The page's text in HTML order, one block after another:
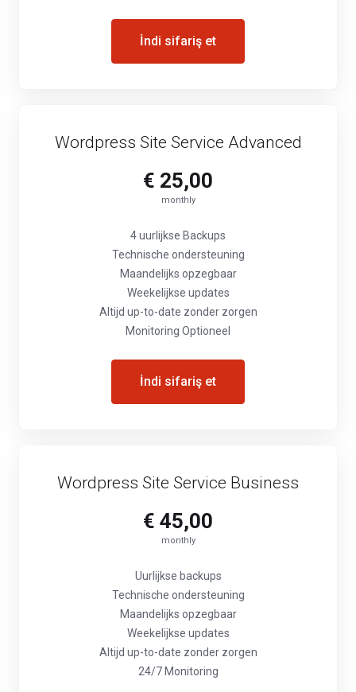
İndi sifariş et
Wordpress Site Service Advanced
€ 25,00
monthly
4 uurlijkse Backups
Technische ondersteuning
Maandelijks opzegbaar
Weekelijkse updates
Altijd up-to-date zonder zorgen
Monitoring Optioneel
İndi sifariş et
Wordpress Site Service Business
€ 45,00
monthly
Uurlijkse backups
Technische ondersteuning
Maandelijks opzegbaar
Weekelijkse updates
Altijd up-to-date zonder zorgen
24/7 Monitoring